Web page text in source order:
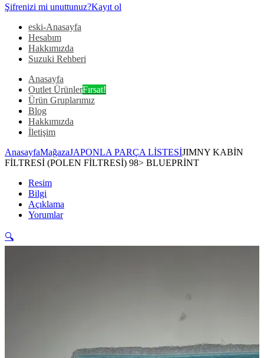
Şifrenizi mi unuttunuz?Kayıt ol
eski-Anasayfa
Hesabım
Hakkımızda
Suzuki Rehberi
Anasayfa
Outlet ÜrünlerFırsat!
Ürün Gruplarımız
Blog
Hakkımızda
İletişim
AnasayfaMağazaJAPONLA PARÇA LİSTESİJIMNY KABİN
FİLTRESİ (POLEN FİLTRESİ) 98> BLUEPRİNT
Resim
Bilgi
Açıklama
Yorumlar
🔍